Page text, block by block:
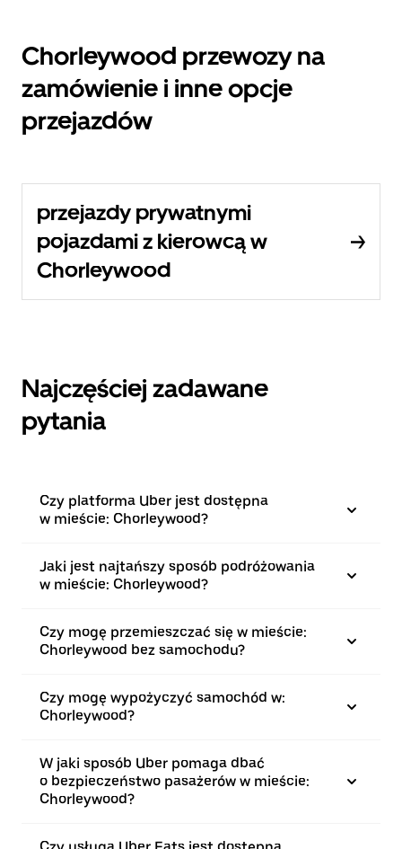
Chorleywood przewozy na
zamówienie i inne opcje
przejazdów
przejazdy prywatnymi
pojazdami z kierowcą w
Chorleywood
Najczęściej zadawane
pytania
Czy platforma Uber jest dostępna
w mieście: Chorleywood?
Jaki jest najtańszy sposób podróżowania
w mieście: Chorleywood?
Czy mogę przemieszczać się w mieście:
Chorleywood bez samochodu?
Czy mogę wypożyczyć samochód w:
Chorleywood?
W jaki sposób Uber pomaga dbać
o bezpieczeństwo pasażerów w mieście:
Chorleywood?